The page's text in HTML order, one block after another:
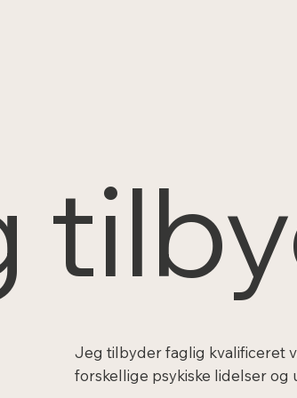
Jeg tilbyder faglig kvalificeret
forskellige psykiske lidelser og